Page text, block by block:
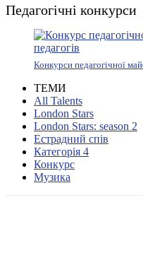
Педагогічні конкурси
Конкурси педагогічної
ТЕМИ
All Talents
London Stars
London Stars: season 2
Естрадний спів
Категорія 4
Конкурс
Музика